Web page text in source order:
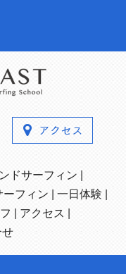
ドサーフィン
ーフィン 一日体験
アクセス